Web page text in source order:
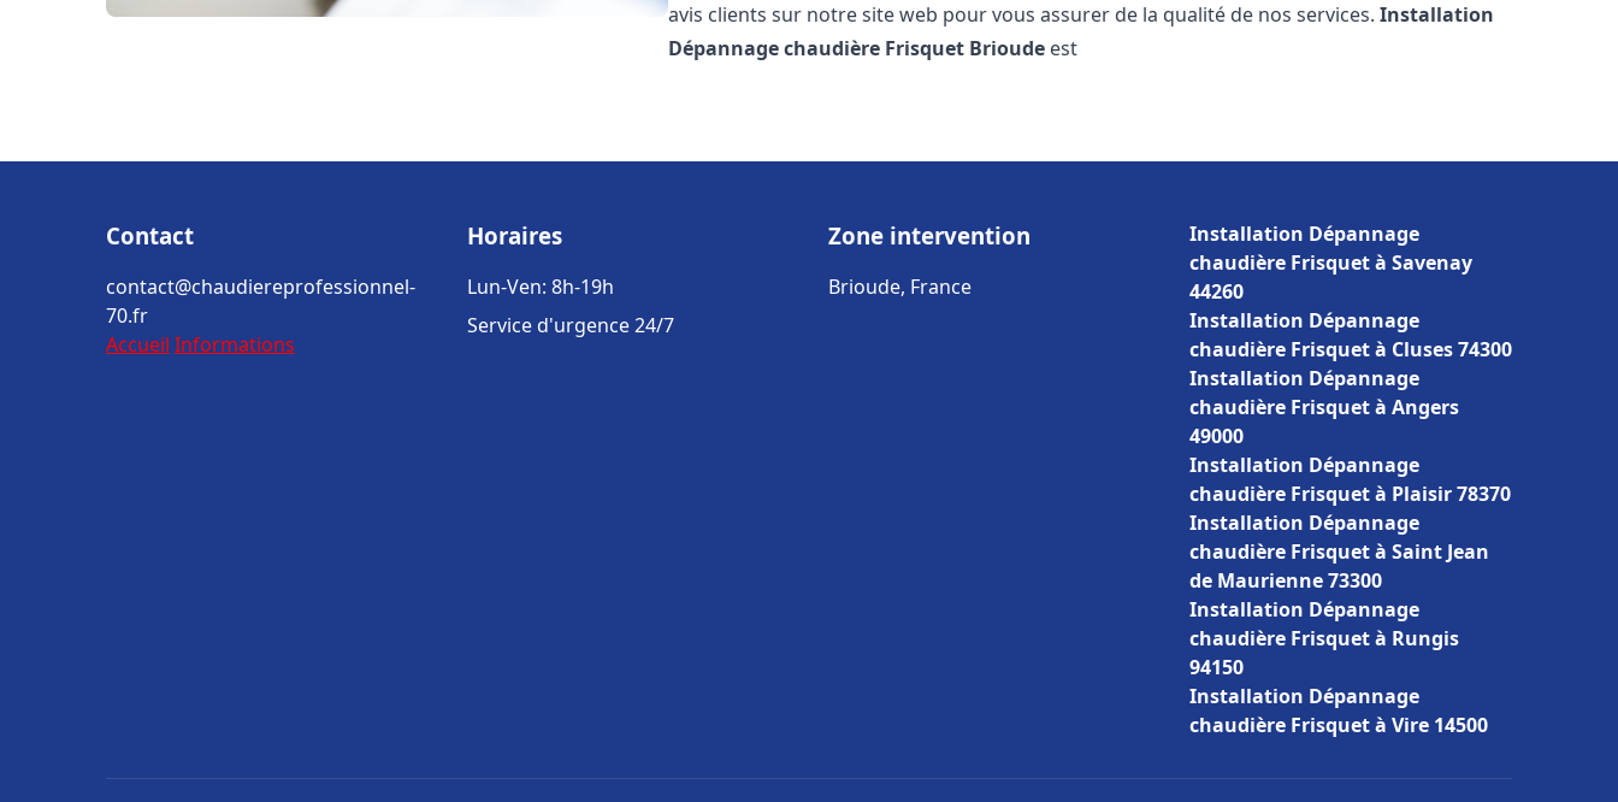
avis clients sur notre site web pour vous assurer de la qualité de nos services.Installation
Dépannage chaudière Frisquet Brioude est
Contact
contact@chaudiereprofessionnel-
70.fr
Accueil Informations
Horaires
Lun-Ven: 8h-19h
Service d'urgence 24/7
Zone intervention
Brioude, France
Installation Dépannage
chaudière Frisquet à Savenay
44260
Installation Dépannage
chaudière Frisquet à Cluses 74300
Installation Dépannage
chaudière Frisquet à Angers
49000
Installation Dépannage
chaudière Frisquet à Plaisir 78370
Installation Dépannage
chaudière Frisquet à Saint Jean
de Maurienne 73300
Installation Dépannage
chaudière Frisquet à Rungis
94150
Installation Dépannage
chaudière Frisquet à Vire 14500